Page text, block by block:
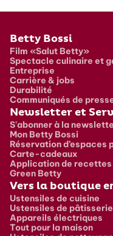
Pied de page
Betty Bossi
Film «Salut Betty»
Spectacle culinaire et
Entreprise
Carrière & jobs
Durabilité
Communiqués de
Newsletter et
S'abonner à la
Mon Betty Bossi
Réservation d’espaces
Carte-cadeaux
Application de recettes
Green Betty
Vers la boutique
Ustensiles de cuisine
Ustensiles de pâtisserie
Appareils électriques
Tout pour la maison